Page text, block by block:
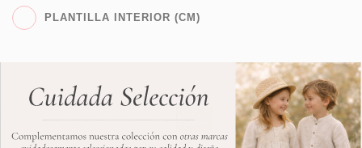
PLANTILLA INTERIOR (CM)